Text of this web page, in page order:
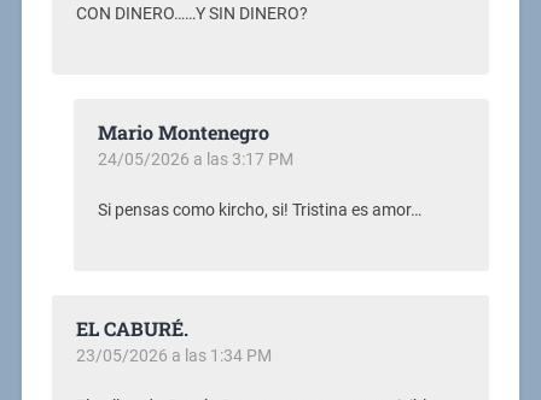
CON DINERO……Y SIN DINERO?
Mario Montenegro
24/05/2026 a las 3:17 PM
Si pensas como kircho, si! Tristina es amor…
EL CABURÉ.
23/05/2026 a las 1:34 PM